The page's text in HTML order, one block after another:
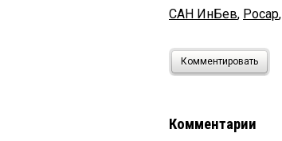
САН ИнБев, Росар,
Комментировать
Комментарии